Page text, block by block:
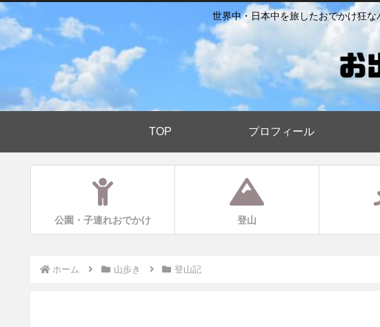
世界中・日本中を旅したおでかけ狂
TOP プロフィール
公園・子連れおでかけ 登山
ホーム 山歩き 登山記